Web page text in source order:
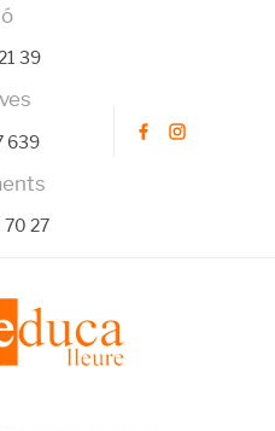
39
639
27